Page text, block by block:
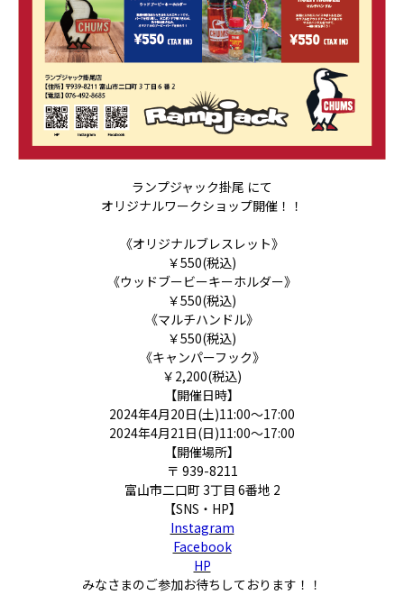
ランプジャック掛尾 にて
オリジナルワークショップ開催！！
《オリジナルブレスレット》
￥550(税込)
《ウッドブービーキーホルダー》
￥550(税込)
《マルチハンドル》
￥550(税込)
《キャンパーフック》
￥2,200(税込)
【開催日時】
2024年4月20日(土)11:00～17:00
2024年4月21日(日)11:00～17:00
【開催場所】
〒 939-8211
富山市二口町 3丁目 6番地 2
【SNS・HP】
Instagram
Facebook
HP
みなさまのご参加お待ちしております！！